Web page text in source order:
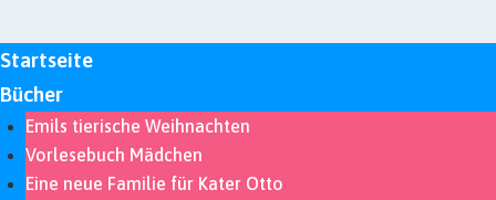
Startseite
Bücher
Emils tierische Weihnachten
Vorlesebuch Mädchen
Eine neue Familie für Kater Otto